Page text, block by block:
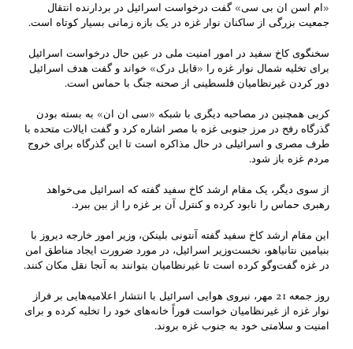
«ام‌ اسن ان بی سی» گفت درخواست اسرائیل در بردارنده انتقال
جمعیت بزرگی از ساکنان نوار غزه در یک بازه زمانی بسیار کوتاه است.
سخنگوی کاخ سفید در امور امنیت ملی در عین حال درخواست اسرائیل
برای تخلیه شمال نوار غزه را «قابل درک» خواند و گفت هدف اسرائیل
دور کردن غیرنظامیان فلسطینی از صحنه جنگ با حماس است.
کربی همچنین در مصاحبه دیگری با شبکه «سی‌ ان ان» به بسته بودن
گذرگاه رفح در مرز جنوبی غزه با مصر اشاره کرد و گفت ایالات متحده با
طرف مصری و اسرائیلی در حال مذاکره است تا این گذرگاه برای خروج
مردم غزه باز شود.
از سوی دیگر، یک مقام ارشد کاخ سفید گفته که اسرائیل می‌خواهد
رهبری حماس را نابود کرده و کنترل آن بر غزه را از بین ببرد.
این مقام ارشد کاخ سفید گفته آنتونی بلینکن، وزیر امور خارجه دیروز با
بنیامین نتانیاهو، نخست‌وزیر اسرائیل، در مورد ضرورت ایجاد مناطق امن
در غزه گفت‌وگو کرده است تا غیرنظامیان بتوانند به آنجا نقل مکان کنند.
روز جمعه 21 مهر، نیروی هوایی اسرائیل با انتشار اعلامیه‌هایی بر فراز
نوار غزه از غیرنظامیان خواست فوراً خانه‌های خود را تخلیه کرده و برای
امنیت و سلامتی خود به جنوب غزه بروند.